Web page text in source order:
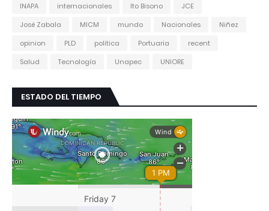
INAPA
internacionales Ito Bisono
JCE
José Zabala
MICM mundo Nacionales
Niñez
opinion
PLD politica Portuaria
recent
Salud
Tecnología Unapec UNIORE
ESTADO DEL TIEMPO